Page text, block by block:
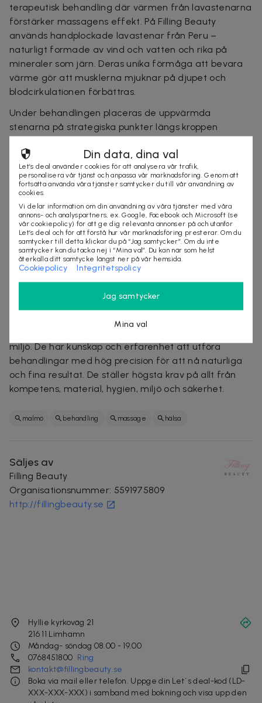
terapeutisk behandling där värmen från lavastenarna
förstärker massagens effekt. På Filling Beauty
används handplockade lavastenar från Peru –
naturligt formade av vind och vatten och rika på
mineraler som järn. Deras unika förmåga att bevara
värme gör att musklerna mjuknar på djupet och
blodcirkulationen förbättras.
Under behandlingen placeras de uppvärmda
stenarna på strategiska punkter längs kroppen
svepande rörelser. Den behagliga värmen lindrar
muskelspänningar, främjar lymfcirkulationen och
skapar en känsla av total avkoppling.
Hot Stone Massage passar särskilt bra för dig som
känner dig frusen, stel eller stressad. Efteråt kommer
du uppleva en djup inre ro, minskad stress och en skön
känsla av lätthet i kroppen. Många beskriver
massagen som en befriande upplevelse som mildrar
oro och ger ny mental klarhet.
miljö. De har kunskap och erfarenhet att utföra
behandlingar med hög precision för att nå naturliga
och fina resultat. De ställer högsta krav på allt från
kompetens, material, hygien, miljö och säkerhet.
malmö behandling massage hälsa
Säljes av
Filling Beauty
Organisationsnummer: 5591975809
http://fillingbeauty.se
Hyllie kyrkoväg 21
216 11 Limhamn
Måndag- söndag 08.00 - 19.00
0768451800 Ring
kontakt@fillingbeauty.se
Boka via mail eller telefon. Uppge din Let´s deal-kod (LD-
XXX-XXX-XXX) i samband med bokning och visa upp den
Din data, dina val
Let’s deal använder cookies för att analysera vår trafik,
personalisera vår tjänst och anpassa vår marknadsföring. Genom att
fortsätta använda våra tjänster samtycker du till vår användning av
cookies.
Vi delar information om din användning av våra tjänster med våra
annons- och analyspartners, ex. Google, Facebook och Microsoft (se
vår cookiepolicy) för att ge dig relevanta annonser på och utanför
Let’s deal och för att förstå hur vår marknadsföring presterar. Om du
samtycker till detta klickar du på “Jag samtycker”. Om du inte
samtycker kan du tacka nej i “Mina val”. Du kan när som helst
återkalla ditt samtycke längst ner på vår hemsida.
Cookiepolicy Integritetspolicy
Jag samtycker
Mina val